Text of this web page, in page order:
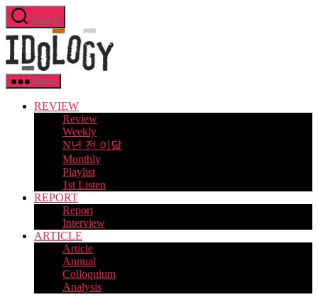
Skip
to
the
content
Search
Menu
REVIEW
Review
Weekly
N년 전 이달
Monthly
Playlist
1st Listen
REPORT
Report
Interview
ARTICLE
Article
Annual
Colloquium
Analysis